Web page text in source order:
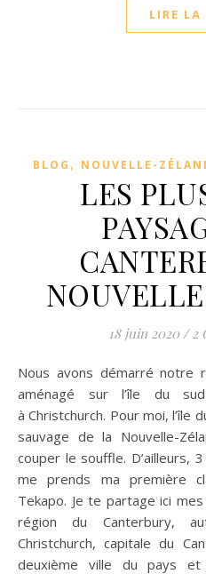
LIRE LA
BLOG , NOUVELLE-
LES
18 juin 2020 / 2
Nous avons démarré notre road-trip de 2 mois en van
aménagé sur l’île du
à Christchurch. Pour moi, l’île
sauvage de la Nouvelle-
couper le souffle. D’ailleurs,
me prends ma première
Tekapo. Je te partage ici
région du Canterbury,
Christchurch, capitale du
deuxième ville du pays